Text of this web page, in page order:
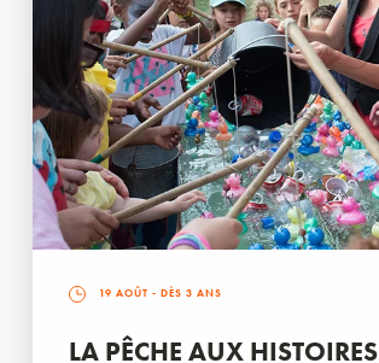
19 AOÛT - DÈS 3 ANS
LA PÊCHE AUX HISTOIRES